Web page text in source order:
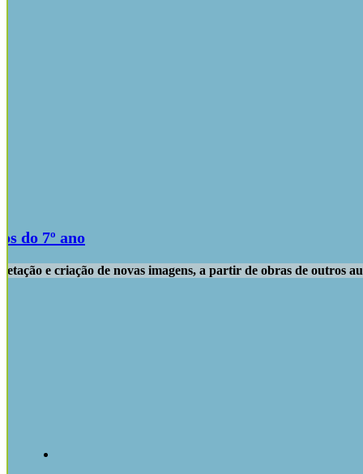
do 7º ano
e criação de novas imagens, a partir de obras de outros